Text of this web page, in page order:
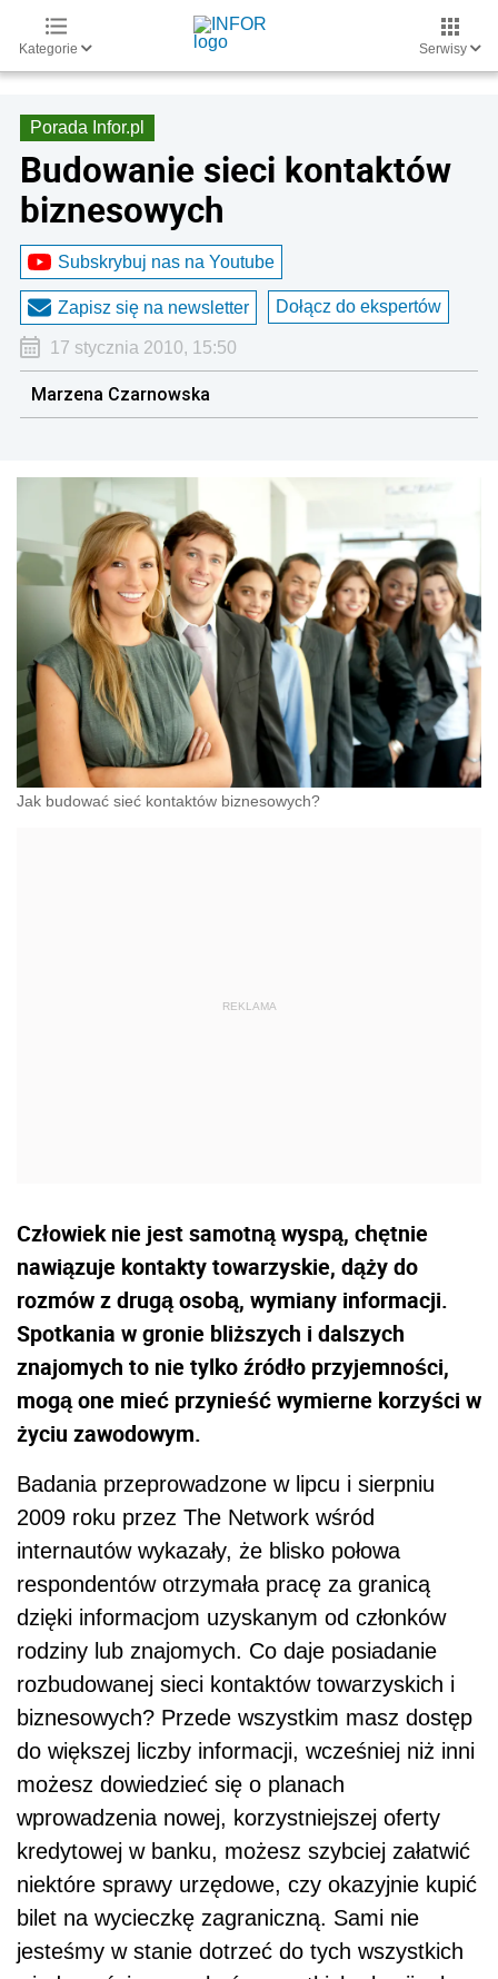
Kategorie Serwisy
Porada Infor.pl
Budowanie sieci kontaktów
biznesowych
Subskrybuj nas na Youtube
Zapisz się na newsletter Dołącz do ekspertów
17 stycznia 2010, 15:50
Marzena Czarnowska
Jak budować sieć kontaktów biznesowych?
Człowiek nie jest samotną wyspą, chętnie
nawiązuje kontakty towarzyskie, dąży do
rozmów z drugą osobą, wymiany informacji.
Spotkania w gronie bliższych i dalszych
znajomych to nie tylko źródło przyjemności,
mogą one mieć przynieść wymierne korzyści w
życiu zawodowym.
Badania przeprowadzone w lipcu i sierpniu
2009 roku przez The Network wśród
internautów wykazały, że blisko połowa
respondentów otrzymała pracę za granicą
dzięki informacjom uzyskanym od członków
rodziny lub znajomych. Co daje posiadanie
rozbudowanej sieci kontaktów towarzyskich i
biznesowych? Przede wszystkim masz dostęp
do większej liczby informacji, wcześniej niż inni
możesz dowiedzieć się o planach
wprowadzenia nowej, korzystniejszej oferty
kredytowej w banku, możesz szybciej załatwić
niektóre sprawy urzędowe, czy okazyjnie kupić
bilet na wycieczkę zagraniczną. Sami nie
jesteśmy w stanie dotrzeć do tych wszystkich